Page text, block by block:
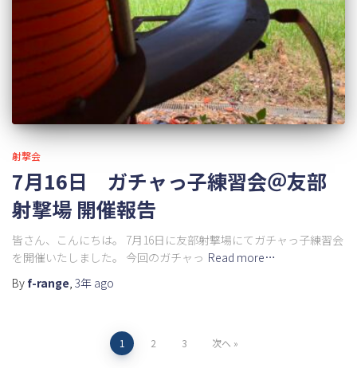
射撃会
7月16日 ガチャっ子練習会＠友部
射撃場 開催報告
皆さん、こんにちは。 7月16日に友部射撃場にてガチャっ子練習会
を開催いたしました。 今回のガチャっ Read more…
By f-range 3年 ago
1 2 3 次へ